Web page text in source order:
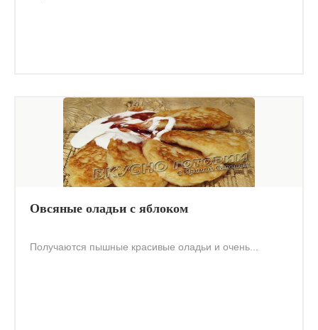
Овсяные оладьи с яблоком
Получаются пышные красивые оладьи и очень...